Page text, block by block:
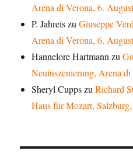
Arena di Verona, 6.
P. JahreiszuGiuseppe
Arena di Verona, 6.
Hannelore Hartmann zu
Neuinszenierung, Arena
Sheryl CuppszuRichard
Haus für Mozart,